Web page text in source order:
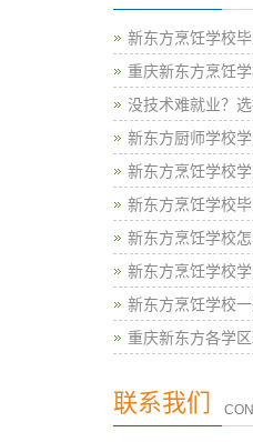
新东方烹饪学校毕
重庆新东方烹饪
没技术难就业？
新东方厨师学校学
新东方烹饪学校学
新东方烹饪学校
新东方烹饪学校怎
新东方烹饪学校
新东方烹饪学校一
重庆新东方各学区
联系我们